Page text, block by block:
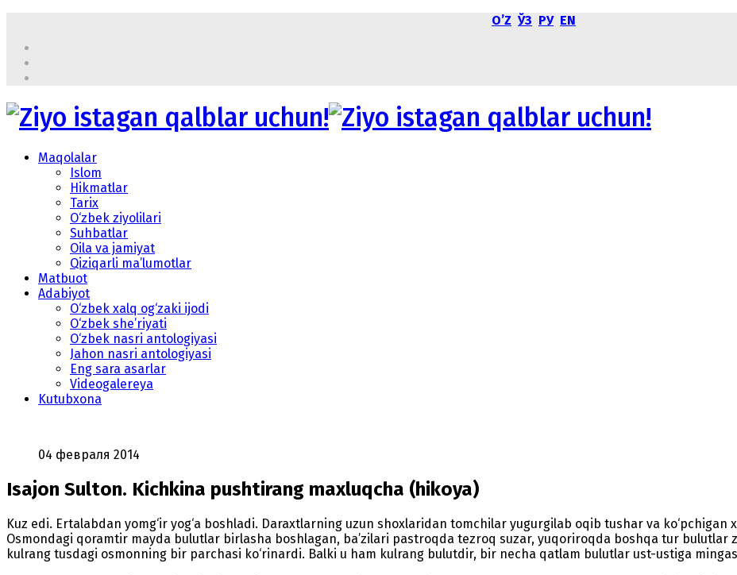
OʼZ ЎЗ РУ EN
Maqolalar
Islom
Hikmatlar
Tarix
O‘zbek ziyolilari
Suhbatlar
Oila va jamiyat
Qiziqarli ma’lumotlar
Matbuot
Adabiyot
O‘zbek xalq og‘zaki ijodi
O‘zbek she’riyati
O‘zbek nasri antologiyasi
Jahon nasri antologiyasi
Eng sara asarlar
Videogalereya
Kutubxona
04 февраля 2014
Isajon Sulton. Kichkina pushtirang maxluqcha (hikoya)
Kuz edi. Ertalabdan yomg‘ir yog‘a boshladi. Daraxtlarning uzun shoxlaridan tomchilar yugurgilab oqib tushar va
Osmondagi qoramtir mayda bulutlar birlasha boshlagan, ba’zilari pastroqda tezroq suzar, yuqoriroqda boshqa tur
kulrang tusdagi osmonning bir parchasi ko‘rinardi. Balki u ham kulrang bulutdir, bir necha qatlam bulutlar ust-ustiga